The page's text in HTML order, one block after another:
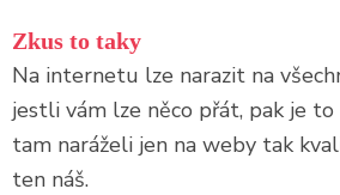
na
obsah
(stiskněte
Enter)
Zkus to taky
Na internetu lze narazit na
jestli vám lze něco přát, pak je
tam naráželi jen na weby tak
ten náš.